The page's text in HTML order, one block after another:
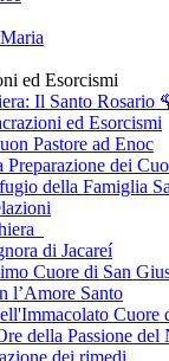
ed Esorcismi
Il Santo Rosario
ed Esorcismi
Pastore ad Enoc
dei
della Famiglia
di Jacareí
Cuore di San
l’Amore Santo
Cuore
della Passione
dei rimedi